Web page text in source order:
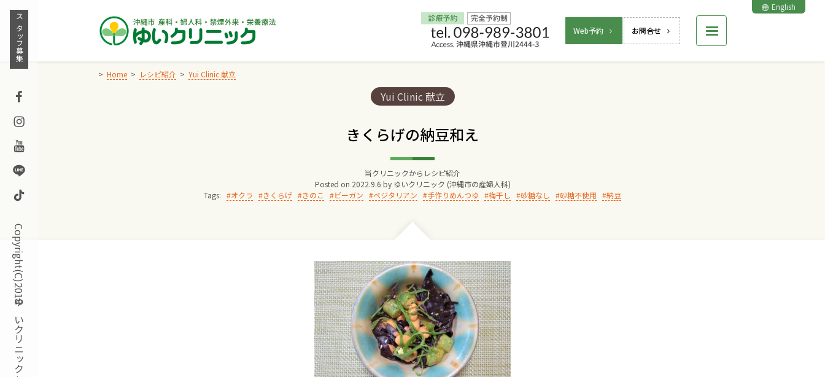
Skip
content
Web予約 お問合せ
English
スタッフ募集
Facebook
Instagram
Youtube
Line
TikTok
Home レシピ紹介 Yui Clinic 献立
Categories:
Yui Clinic 献立
きくらげの納豆和え
当クリニックからレシピ紹介
Posted on 2022.9.6 by ゆいクリニック (沖縄市の産婦人科)
Tags:
オクラ きくらげ きのこ ビーガン ベジタリアン 手作りめんつゆ 梅干し 砂糖なし 砂糖不使用 納豆
Home
交通アクセス
院長からのごあいさつ
ゆいクリニックの経営理念
診療料金
妊婦健診
お産について
親と子の結びつき支援
母乳育児